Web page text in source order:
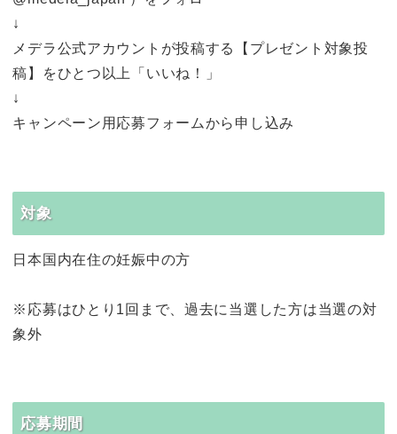
↓
メデラ公式アカウントが投稿する【プレゼント対象投
稿】をひとつ以上「いいね！」
↓
キャンペーン用応募フォームから申し込み
対象
日本国内在住の妊娠中の方
※応募はひとり1回まで、過去に当選した方は当選の対
象外
応募期間